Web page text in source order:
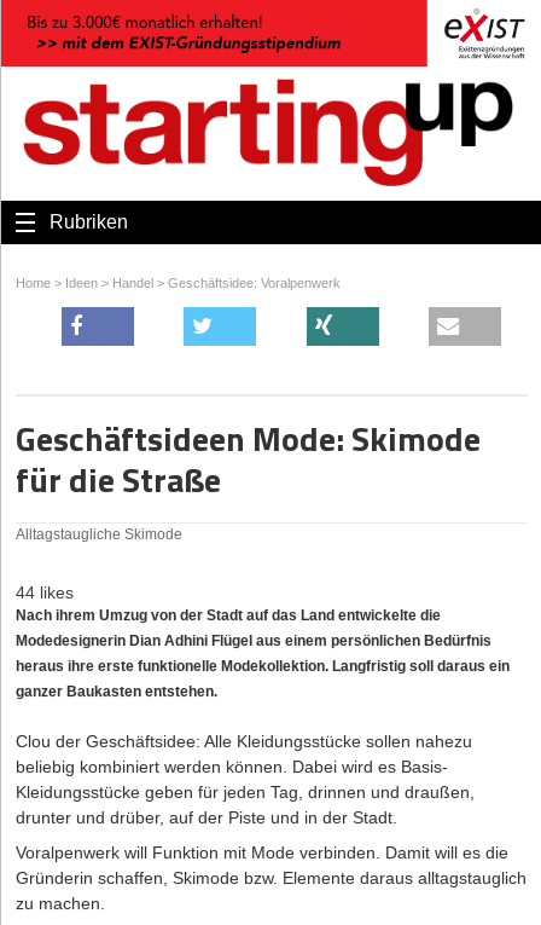
Rubriken
Home > Ideen > Handel > Geschäftsidee: Voralpenwerk
Geschäftsideen Mode: Skimode
für die Straße
Alltagstaugliche Skimode
44 likes
Nach ihrem Umzug von der Stadt auf das Land entwickelte die
Modedesignerin Dian Adhini Flügel aus einem persönlichen Bedürfnis
heraus ihre erste funktionelle Modekollektion. Langfristig soll daraus ein
ganzer Baukasten entstehen.
Clou der Geschäftsidee: Alle Kleidungsstücke sollen nahezu
beliebig kombiniert werden können. Dabei wird es Basis-
Kleidungsstücke geben für jeden Tag, drinnen und draußen,
drunter und drüber, auf der Piste und in der Stadt.
Voralpenwerk will Funktion mit Mode verbinden. Damit will es die
Gründerin schaffen, Skimode bzw. Elemente daraus alltagstauglich
zu machen.